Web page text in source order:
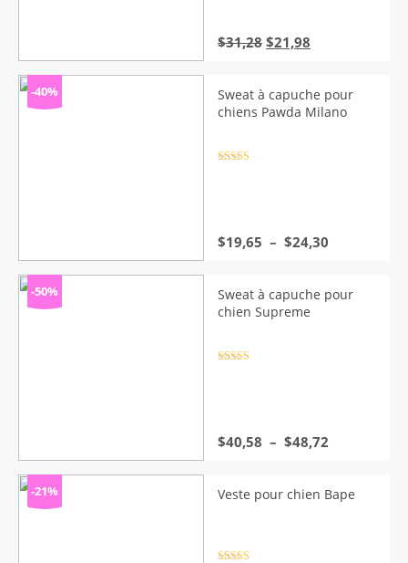
$31,28 Le
était :
$31,28.
$21,98
est :
$21,98.
-40%
Sweat à capuche pour
chiens Pawda Milano
$19,65 – $24,30
$19,65
-50%
Sweat à capuche pour
chien Supreme
$40,58 – $48,72
$40,58
-21% Veste pour chien Bape